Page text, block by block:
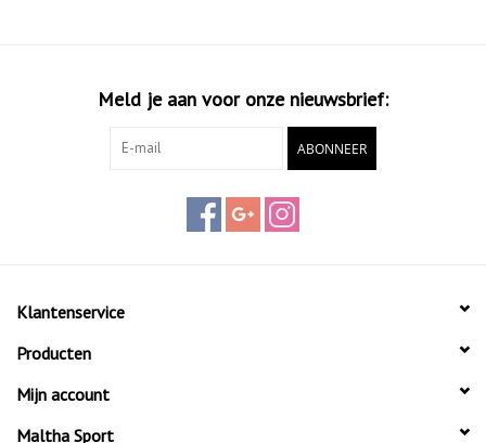
Meld je aan voor onze nieuwsbrief:
ABONNEER
Klantenservice
Producten
Mijn account
Maltha Sport